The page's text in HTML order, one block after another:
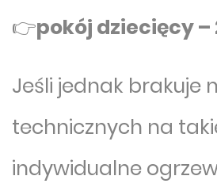
👉pokój dziecięcy –
Jeśli jednak brakuje
technicznych na
indywidualne